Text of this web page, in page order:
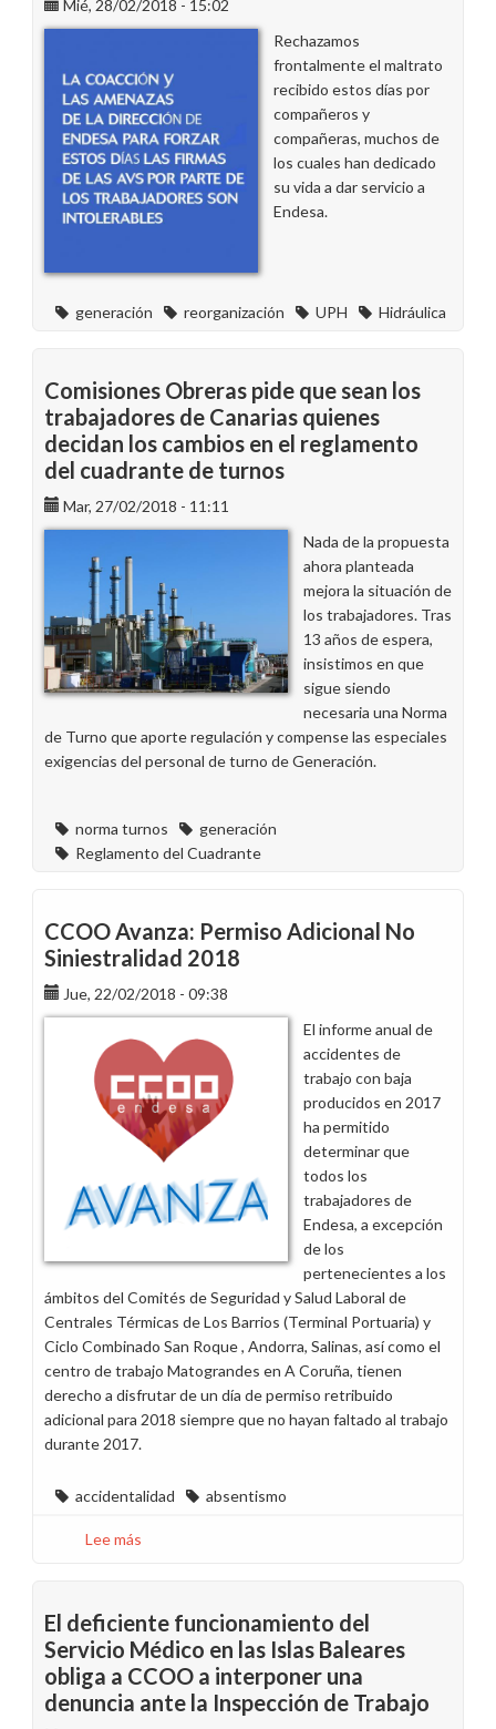
su
Internacional
Mié, 28/02/2018 - 15:02
Rechazamos
frontalmente el maltrato
recibido estos días por
compañeros y
compañeras, muchos de
los cuales han dedicado
su vida a dar servicio a
Endesa.
generación reorganización UPH Hidráulica
Comisiones Obreras pide que sean los
trabajadores de Canarias quienes
decidan los cambios en el reglamento
del cuadrante de turnos
Mar, 27/02/2018 - 11:11
Nada de la propuesta
ahora planteada
mejora la situación de
los trabajadores. Tras
13 años de espera,
insistimos en que
sigue siendo
necesaria una Norma
de Turno que aporte regulación y compense las especiales
exigencias del personal de turno de Generación.
norma turnos
generación
Reglamento del Cuadrante
CCOO Avanza: Permiso Adicional No
Siniestralidad 2018
Jue, 22/02/2018 - 09:38
El informe anual de
accidentes de
trabajo con baja
producidos en 2017
ha permitido
determinar que
todos los
trabajadores de
Endesa, a excepción
de los
pertenecientes a los
ámbitos del Comités de Seguridad y Salud Laboral de
Centrales Térmicas de Los Barrios (Terminal Portuaria) y
Ciclo Combinado San Roque , Andorra, Salinas, así como el
centro de trabajo Matograndes en A Coruña, tienen
derecho a disfrutar de un día de permiso retribuido
adicional para 2018 siempre que no hayan faltado al trabajo
durante 2017.
accidentalidad absentismo
Lee más
Permiso
Adicional
No
Siniestralidad
2018
El deficiente funcionamiento del
Servicio Médico en las Islas Baleares
obliga a CCOO a interponer una
denuncia ante la Inspección de Trabajo